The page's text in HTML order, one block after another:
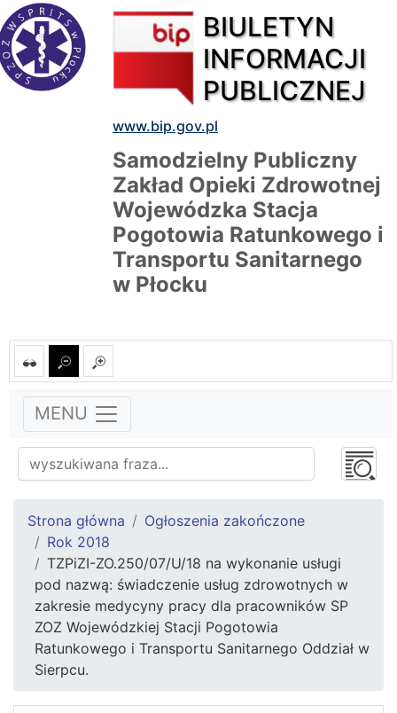
BIULETYN
INFORMACJI
PUBLICZNEJ
www.bip.gov.pl
Samodzielny Publiczny
Zakład Opieki Zdrowotnej
Wojewódzka Stacja
Pogotowia Ratunkowego i
Transportu Sanitarnego
w Płocku
MENU
Strona główna
Ogłoszenia zakończone
Rok 2018
TZPiZI-ZO.250/07/U/18 na wykonanie usługi
pod nazwą: świadczenie usług zdrowotnych w
zakresie medycyny pracy dla pracowników SP
ZOZ Wojewódzkiej Stacji Pogotowia
Ratunkowego i Transportu Sanitarnego Oddział w
Sierpcu.